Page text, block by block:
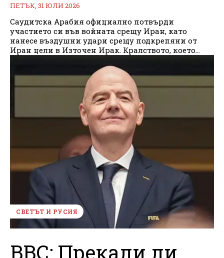
ПЕТЪК, 31 ЮЛИ 2026
Саудитска Арабия официално потвърди
участието си във войната срещу Иран, като
нанесе въздушни удари срещу подкрепяни от
Иран цели в Източен Ирак. Кралството, което...
СВЕТЪТ И РУСИЯ
BBC: Прекали ли